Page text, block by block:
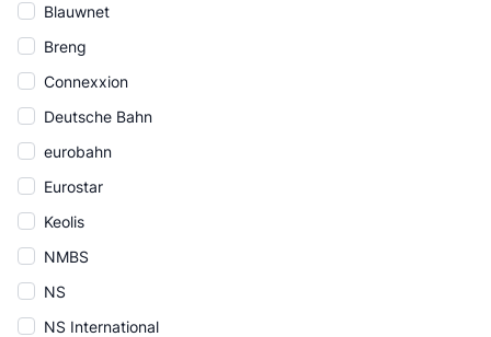
Blauwnet
Breng
Connexxion
Deutsche Bahn
eurobahn
Eurostar
Keolis
NMBS
NS
NS International